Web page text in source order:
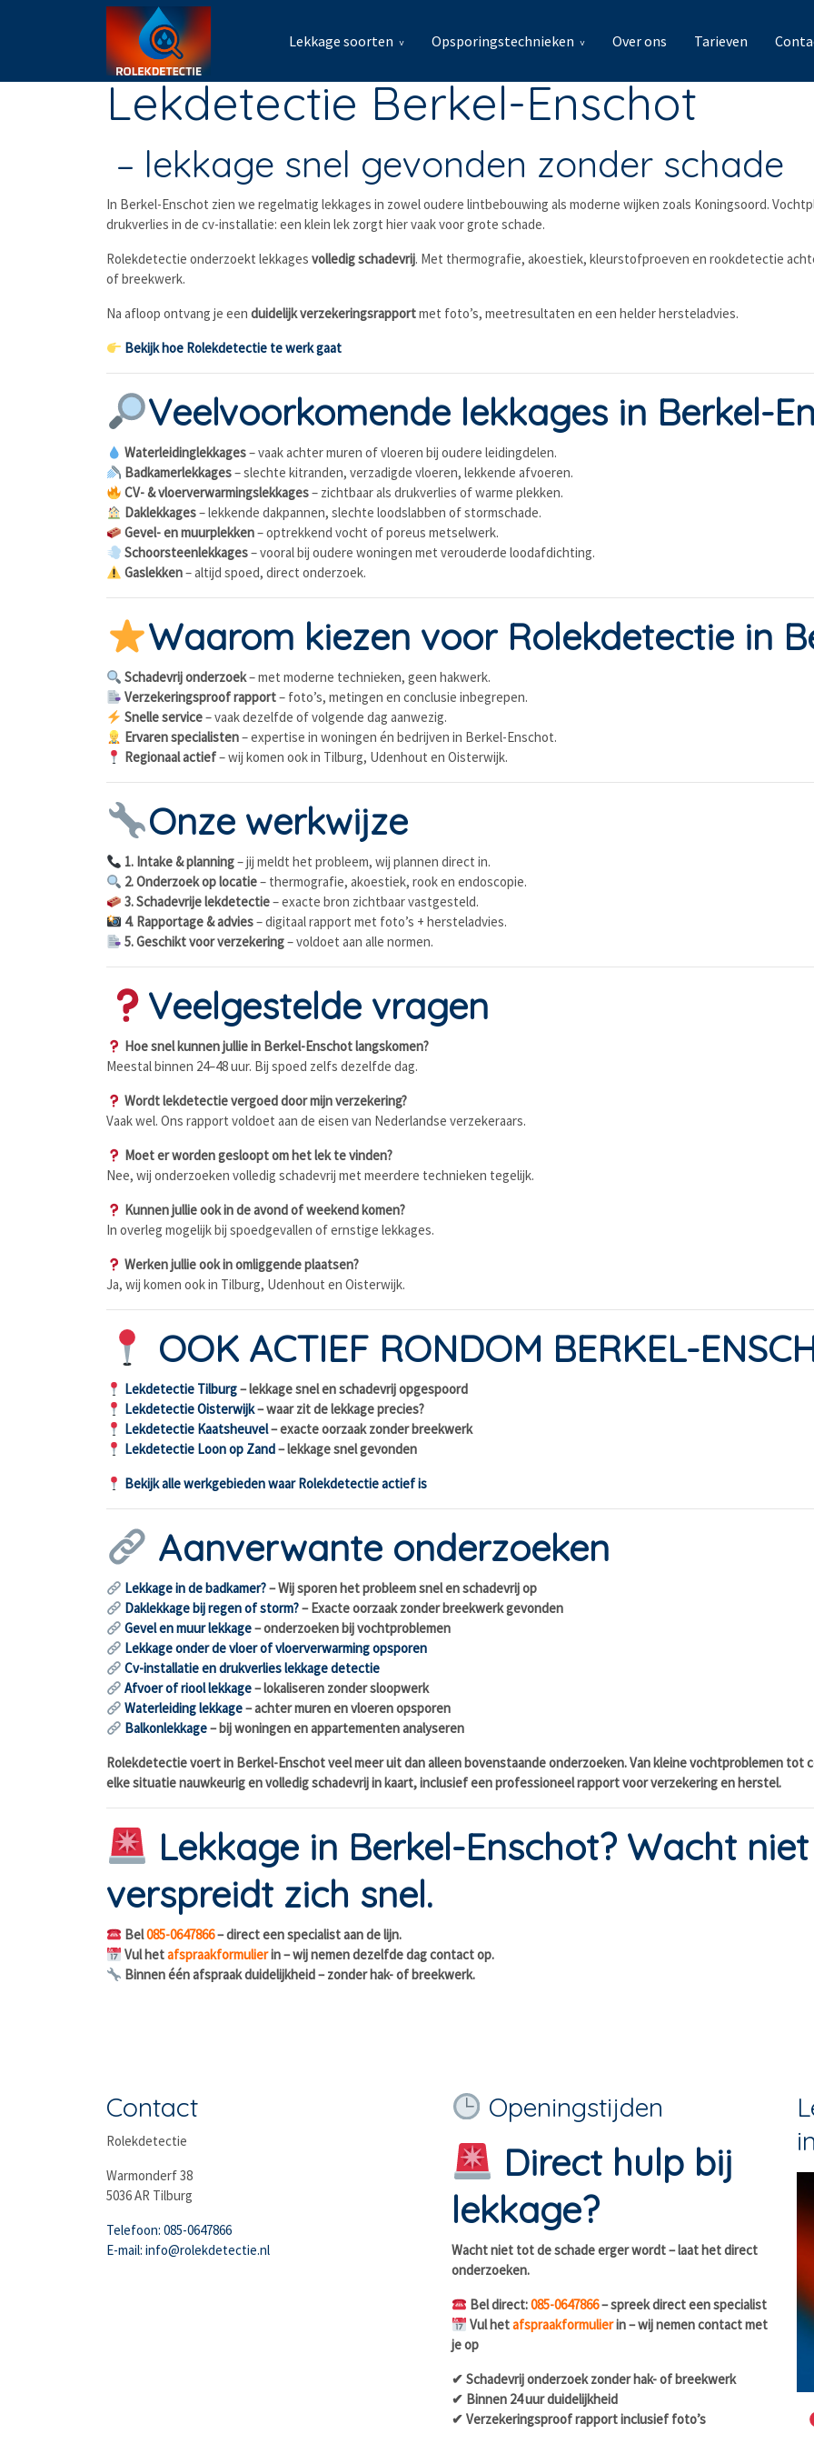
Lekkage soorten Opsporingstechnieken Over ons Tarieven
Lekdetectie Berkel-Enschot
– lekkage snel gevonden zonder schade
In Berkel-Enschot zien we regelmatig lekkages in zowel oudere lintbebouwing als moderne wijken zoals Koningsoord.
drukverlies in de cv-installatie: een klein lek zorgt hier vaak voor grote schade.
Rolekdetectie onderzoekt lekkages volledig schadevrij. Met thermografie, akoestiek, kleurstofproeven en rookdetectie
of breekwerk.
Na afloop ontvang je een duidelijk verzekeringsrapportmet foto’s, meetresultaten en een helder hersteladvies.
Bekijk hoe Rolekdetectie te werk gaat
Veelvoorkomende lekkages in Berkel-
Waterleidinglekkages– vaak achter muren of vloeren bij oudere leidingdelen.
Badkamerlekkages– slechte kitranden, verzadigde vloeren, lekkende afvoeren.
CV- & vloerverwarmingslekkages– zichtbaar als drukverlies of warme plekken.
Daklekkages– lekkende dakpannen, slechte loodslabben of stormschade.
Gevel- en muurplekken– optrekkend vocht of poreus metselwerk.
Schoorsteenlekkages– vooral bij oudere woningen met verouderde loodafdichting.
Gaslekken– altijd spoed, direct onderzoek.
Waarom kiezen voor Rolekdetectie in
Schadevrij onderzoek– met moderne technieken, geen hakwerk.
Verzekeringsproof rapport– foto’s, metingen en conclusie inbegrepen.
Snelle service– vaak dezelfde of volgende dag aanwezig.
Ervaren specialisten– expertise in woningen én bedrijven in Berkel-Enschot.
Regionaal actief– wij komen ook in Tilburg, Udenhout en Oisterwijk.
Onze werkwijze
1. Intake & planning– jij meldt het probleem, wij plannen direct in.
2. Onderzoek op locatie– thermografie, akoestiek, rook en endoscopie.
3. Schadevrije lekdetectie– exacte bron zichtbaar vastgesteld.
4. Rapportage & advies– digitaal rapport met foto’s + hersteladvies.
5. Geschikt voor verzekering– voldoet aan alle normen.
Veelgestelde vragen
Hoe snel kunnen jullie in Berkel-Enschot langskomen?
Meestal binnen 24–48 uur. Bij spoed zelfs dezelfde dag.
Wordt lekdetectie vergoed door mijn verzekering?
Vaak wel. Ons rapport voldoet aan de eisen van Nederlandse verzekeraars.
Moet er worden gesloopt om het lek te vinden?
Nee, wij onderzoeken volledig schadevrij met meerdere technieken tegelijk.
Kunnen jullie ook in de avond of weekend komen?
In overleg mogelijk bij spoedgevallen of ernstige lekkages.
Werken jullie ook in omliggende plaatsen?
Ja, wij komen ook in Tilburg, Udenhout en Oisterwijk.
OOK ACTIEF RONDOM BERKEL-
Lekdetectie Tilburg– lekkage snel en schadevrij opgespoord
Lekdetectie Oisterwijk– waar zit de lekkage precies?
Lekdetectie Kaatsheuvel– exacte oorzaak zonder breekwerk
Lekdetectie Loon op Zand– lekkage snel gevonden
Bekijk alle werkgebieden waar Rolekdetectie actief is
Aanverwante onderzoeken
Lekkage in de badkamer?– Wij sporen het probleem snel en schadevrij op
Daklekkage bij regen of storm?– Exacte oorzaak zonder breekwerk gevonden
Gevel en muur lekkage– onderzoeken bij vochtproblemen
Lekkage onder de vloer of vloerverwarming opsporen
Cv-installatie en drukverlies lekkage detectie
Afvoer of riool lekkage– lokaliseren zonder sloopwerk
Waterleiding lekkage– achter muren en vloeren opsporen
Balkonlekkage– bij woningen en appartementen analyseren
Rolekdetectie voert in Berkel-Enschot veel meer uit dan alleen bovenstaande onderzoeken. Van kleine vochtproblemen tot
elke situatie nauwkeurig en volledig schadevrij in kaart, inclusief een professioneel rapport voor verzekering en herstel.
Lekkage in Berkel-Enschot? Wacht
verspreidt zich snel.
Bel085-0647866– direct een specialist aan de lijn.
Vul hetafspraakformulierin – wij nemen dezelfde dag contact op.
Binnen één afspraak duidelijkheid – zonder hak- of breekwerk.
Contact
Rolekdetectie
Warmonderf 38
5036 AR Tilburg
Telefoon: 085-0647866
E-mail: info@rolekdetectie.nl
Openingstijden
Direct hulp bij
lekkage?
Wacht niet tot de schade erger wordt – laat het direct
onderzoeken.
Bel direct:085-0647866– spreek direct een specialist
Vul hetafspraakformulierin – wij nemen contact met
je op
✔ Schadevrij onderzoek zonder hak- of breekwerk
✔ Binnen 24 uur duidelijkheid
✔ Verzekeringsproof rapport inclusief foto’s